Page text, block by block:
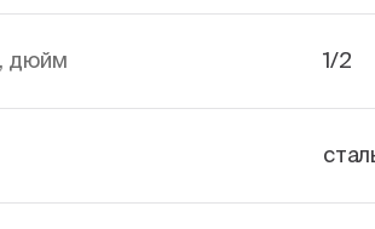
дюйм 1/2